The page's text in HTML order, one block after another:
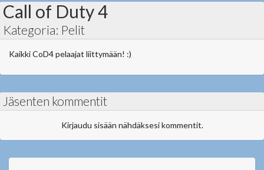
Call of Duty 4
Kategoria: Pelit
Kaikki CoD4 pelaajat liittymään! :)
Jäsenten kommentit
Kirjaudu sisään nähdäksesi kommentit.